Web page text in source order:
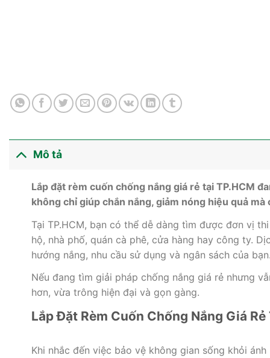
Mô tả
Lắp đặt rèm cuốn chống nắng giá rẻ tại TP.HCM
không chỉ giúp chắn nắng, giảm nóng hiệu quả
Tại TP.HCM, bạn có thể dễ dàng tìm được đơn vị
hộ, nhà phố, quán cà phê, cửa hàng hay công ty.
hướng nắng, nhu cầu sử dụng và ngân sách của
Nếu đang tìm giải pháp chống nắng giá rẻ nhưng
hơn, vừa trông hiện đại và gọn gàng.
Lắp Đặt Rèm Cuốn Chống Nắng Giá
Khi nhắc đến việc bảo vệ không gian sống khỏi